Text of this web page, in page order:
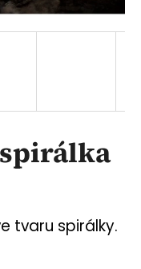
tvaru spirálky.